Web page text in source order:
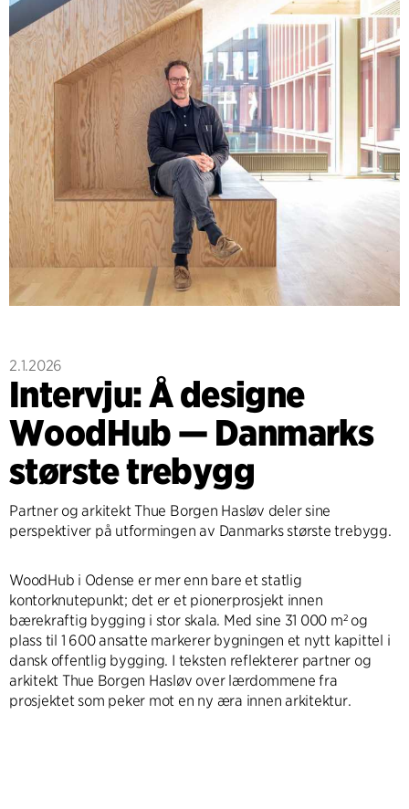
2.1.2026
Intervju: Å designe
WoodHub — Danmarks
største trebygg
Partner og arkitekt Thue Borgen Hasløv deler sine
perspektiver på utformingen av Danmarks største trebygg.
WoodHub i Odense er mer enn bare et statlig
kontorknutepunkt; det er et pionerprosjekt innen
bærekraftig bygging i stor skala. Med sine 31 000 m² og
plass til 1 600 ansatte markerer bygningen et nytt kapittel i
dansk offentlig bygging. I teksten reflekterer partner og
arkitekt Thue Borgen Hasløv over lærdommene fra
prosjektet som peker mot en ny æra innen arkitektur.